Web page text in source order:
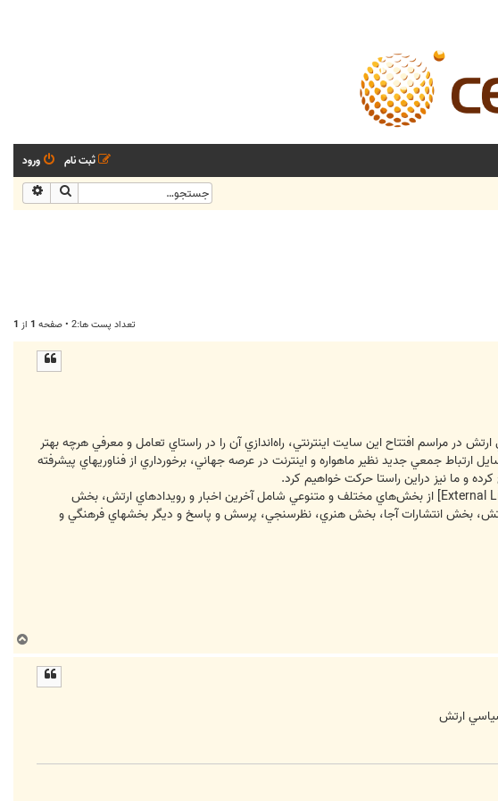
ورود
ثبت نام
جستجو
تعداد پست ها:2 • صفحه 1 از 1
مراسم افتتاح اين سايت اينترنتي، راه‌اندازي آن را در راستاي تعامل و معرفي هرچه بهتر
جمعي جديد نظير ماهواره و اينترنت در عرصه جهاني، برخورداري از فناوريهاي پيشرفته
و ما نيز دراين راستا حركت خواهيم كرد.
از بخش‌هاي مختلف و متنوعي شامل آخرين اخبار و رويدادهاي ارتش، بخش
ارتش، بخش انتشارات آجا، بخش هنري، نظرسنجي، پرسش و پاسخ و ديگر بخشهاي فرهنگي و
ا
ارتش